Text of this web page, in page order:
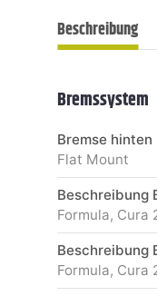
Beschreibung
Bremssystem
Bremse hinten
Flat Mount
Beschreibung
Formula, Cura
Beschreibung
Formula, Cura